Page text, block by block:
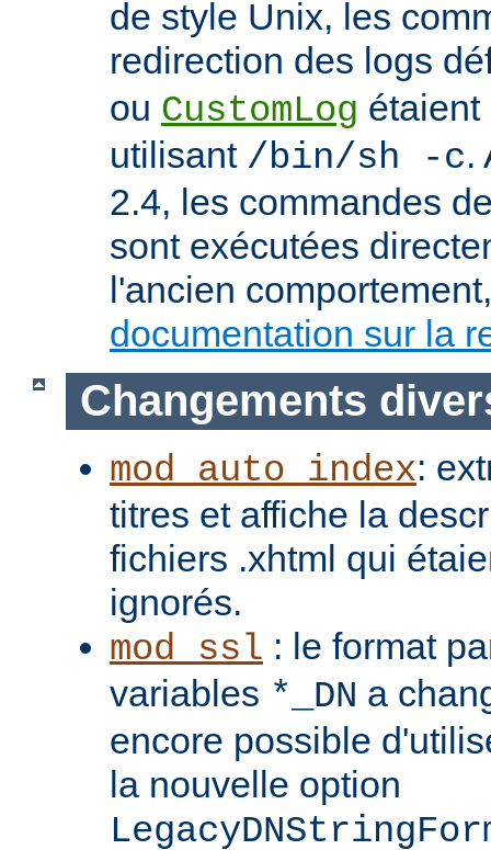
de style Unix, les
redirection des logs
ou CustomLog étaient
utilisant /bin/sh -c.
2.4, les commandes
sont exécutées
l'ancien
documentation sur la
Changements
mod_auto_index:
titres et affiche la
fichiers .xhtml qui
ignorés.
mod_ssl : le format
variables *_DN a
encore possible
la nouvelle option